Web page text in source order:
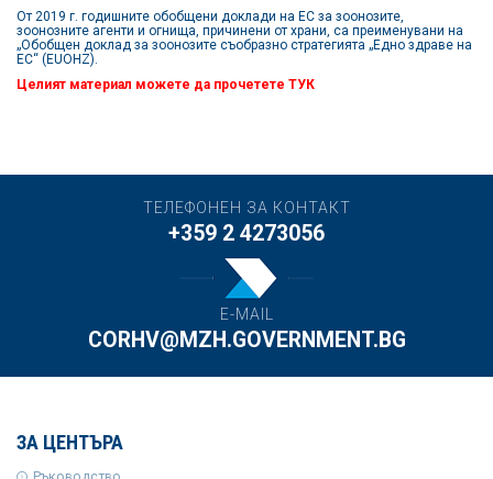
От 2019 г. годишните обобщени доклади на ЕС за зоонозите,
зоонозните агенти и огнища, причинени от храни, са преименувани на
„Обобщен доклад за зоонозите съобразно стратегията „Едно здраве на
ЕС“ (EUOHZ).
Целият материал можете да прочетете ТУК
ТЕЛЕФОНЕН ЗА КОНТАКТ
+359 2 4273056
E-MAIL
CORHV@MZH.GOVERNMENT.BG
ЗА ЦЕНТЪРА